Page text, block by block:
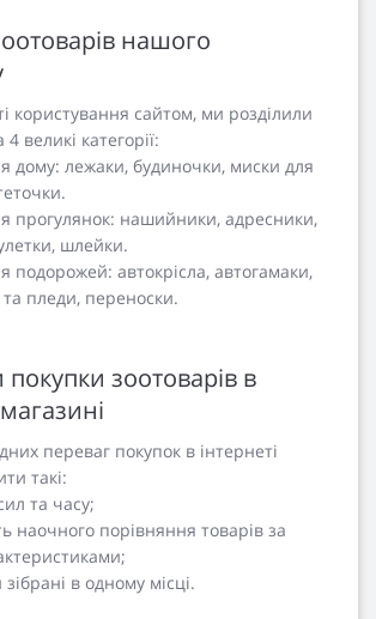
нашого
користування сайтом, ми розділили
великі категорії:
дому: лежаки, будиночки, миски для
прогулянок: нашийники, адресники,
шлейки.
подорожей: автокрісла, автогамаки,
та пледи, переноски.
зоотоварів в
переваг покупок в інтернеті
такі:
та часу;
наочного порівняння товарів за
зібрані в одному місці.